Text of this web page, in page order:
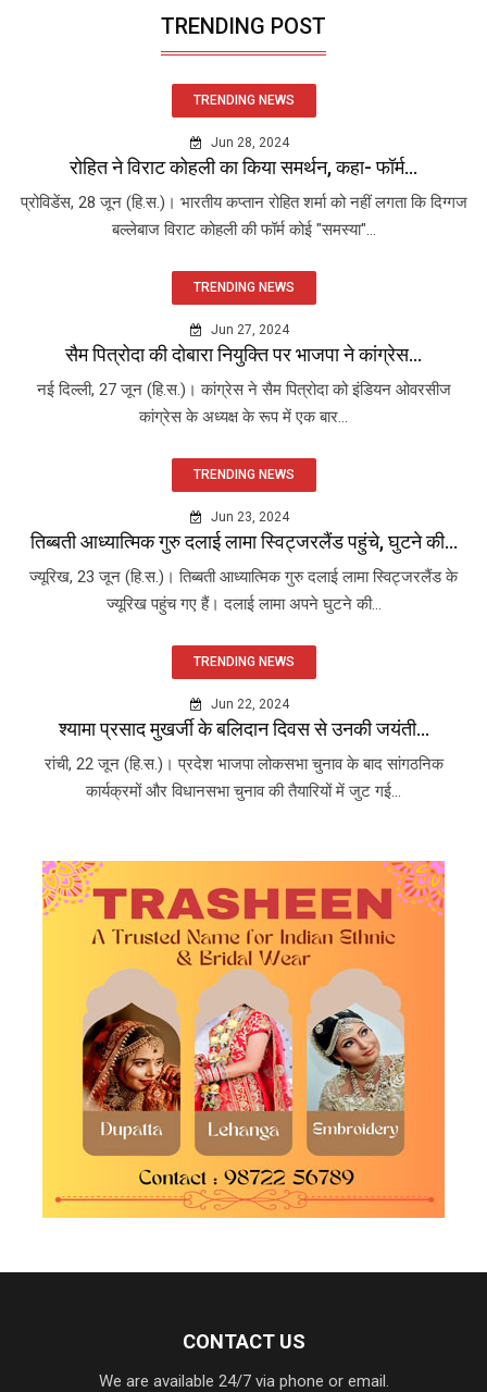
TRENDING POST
TRENDING NEWS
Jun 28, 2024
रोहित ने विराट कोहली का किया समर्थन, कहा- फॉर्म...
प्रोविडेंस, 28 जून (हि.स.)। भारतीय कप्तान रोहित शर्मा को नहीं लगता कि दिग्गज
बल्लेबाज विराट कोहली की फॉर्म कोई "समस्या"...
TRENDING NEWS
Jun 27, 2024
सैम पित्रोदा की दोबारा नियुक्ति पर भाजपा ने कांग्रेस...
नई दिल्ली, 27 जून (हि.स.)। कांग्रेस ने सैम पित्रोदा को इंडियन ओवरसीज
कांग्रेस के अध्यक्ष के रूप में एक बार...
TRENDING NEWS
Jun 23, 2024
तिब्बती आध्यात्मिक गुरु दलाई लामा स्विट्जरलैंड पहुंचे, घुटने की...
ज्यूरिख, 23 जून (हि.स.)। तिब्बती आध्यात्मिक गुरु दलाई लामा स्विट्जरलैंड के
ज्यूरिख पहुंच गए हैं। दलाई लामा अपने घुटने की...
TRENDING NEWS
Jun 22, 2024
श्यामा प्रसाद मुखर्जी के बलिदान दिवस से उनकी जयंती...
रांची, 22 जून (हि.स.)। प्रदेश भाजपा लोकसभा चुनाव के बाद सांगठनिक
कार्यक्रमों और विधानसभा चुनाव की तैयारियों में जुट गई...
CONTACT US
We are available 24/7 via phone or email.